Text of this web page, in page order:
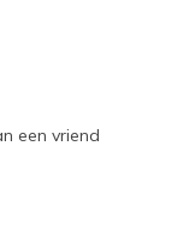
een vriend